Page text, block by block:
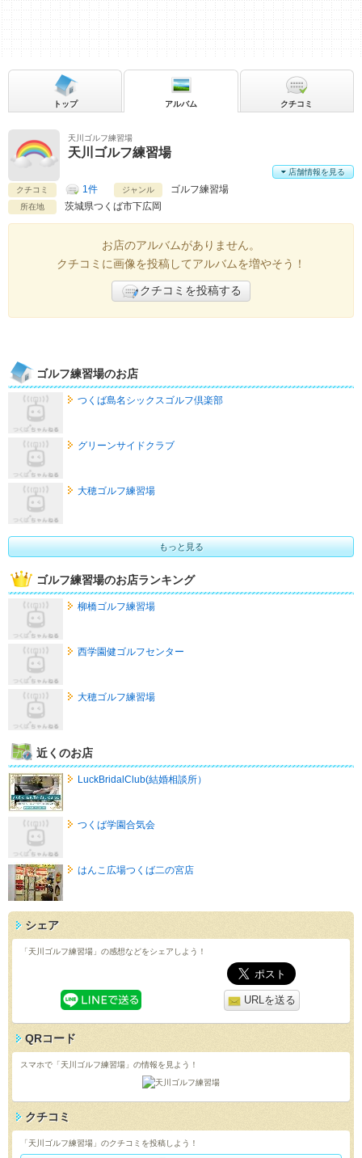
天川ゴルフ練習場
天川ゴルフ練習場
クチコミ 1件 ジャンル ゴルフ練習場
所在地 茨城県つくば市下広岡
店舗情報を見る
トップ アルバム クチコミ
お店のアルバムがありません。
クチコミに画像を投稿してアルバムを増やそう！
クチコミを投稿する
ゴルフ練習場のお店
つくば島名シックスゴルフ倶楽部
グリーンサイドクラブ
大穂ゴルフ練習場
もっと見る
ゴルフ練習場のお店ランキング
柳橋ゴルフ練習場
西学園健ゴルフセンター
大穂ゴルフ練習場
近くのお店
LuckBridalClub(結婚相談所）
つくば学園合気会
はんこ広場つくば二の宮店
シェア
「天川ゴルフ練習場」の感想などをシェアしよう！
URLを送る
QRコード
スマホで「天川ゴルフ練習場」の情報を見よう！
クチコミ
「天川ゴルフ練習場」のクチコミを投稿しよう！